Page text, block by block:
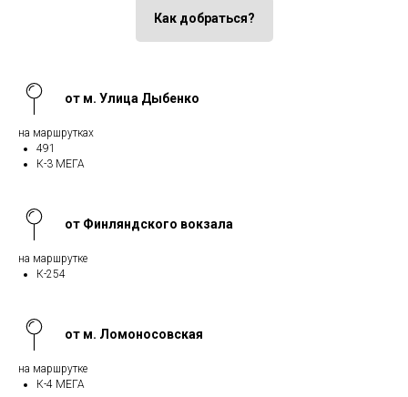
Как добраться?
от м. Улица Дыбенко
на маршрутках
491
К-3 МЕГА
от Финляндского вокзала
на маршрутке
К-254
от м. Ломоносовская
на маршрутке
К-4 МЕГА